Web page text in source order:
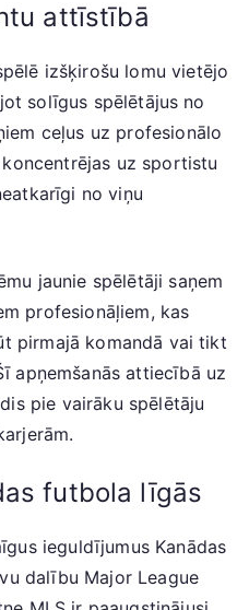
attīstībā
izšķirošu lomu vietējo
solīgus spēlētājus no
ceļus uz profesionālo
uz sportistu
no viņu
jaunie spēlētāji saņem
profesionāļiem, kas
pirmajā komandā vai tikt
apņemšanās attiecībā uz
pie vairāku spēlētāju
futbola līgās
ieguldījumus Kanādas
dalību Major League